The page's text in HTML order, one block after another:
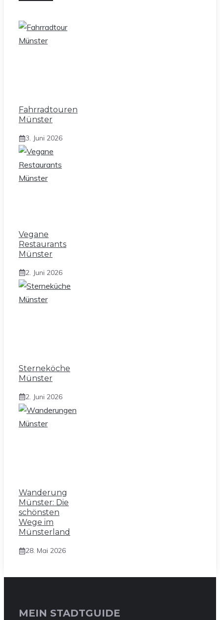
Fahrradtouren
Münster
3. Juni 2026
Vegane
Restaurants
Münster
2. Juni 2026
Sterneköche
Münster
2. Juni 2026
Wanderung
Münster: Die
schönsten
Wege im
Münsterland
28. Mai 2026
MEIN STADTGUIDE